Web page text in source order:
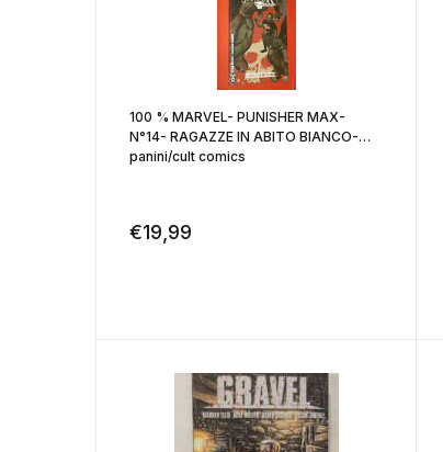
100 % MARVEL- PUNISHER MAX-
N°14- RAGAZZE IN ABITO BIANCO-
panini/cult comics
€19,99